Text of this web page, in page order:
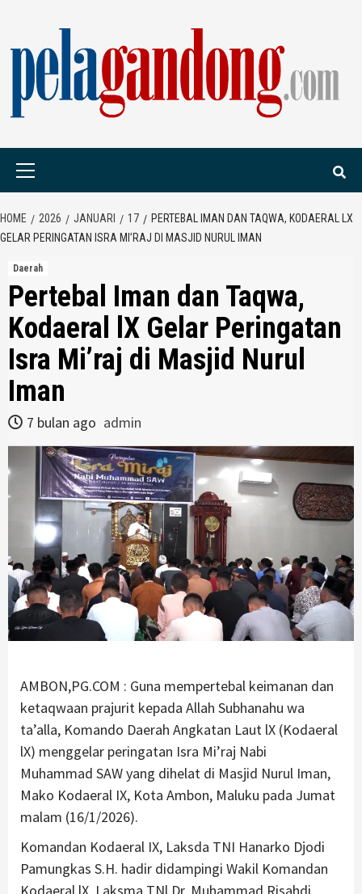
content
HOME 2026 JANUARI 17
PERTEBAL IMAN DAN TAQWA, KODAERAL LX
GELAR PERINGATAN ISRA MI’RAJ DI MASJID NURUL IMAN
Daerah
Pertebal Iman dan Taqwa,
Kodaeral lX Gelar Peringatan
Isra Mi’raj di Masjid Nurul
Iman
7 bulan ago admin
AMBON,PG.COM : Guna mempertebal keimanan dan
ketaqwaan prajurit kepada Allah Subhanahu wa
ta’alla, Komando Daerah Angkatan Laut lX (Kodaeral
lX) menggelar peringatan Isra Mi’raj Nabi
Muhammad SAW yang dihelat di Masjid Nurul Iman,
Mako Kodaeral IX, Kota Ambon, Maluku pada Jumat
malam (16/1/2026).
Komandan Kodaeral IX, Laksda TNI Hanarko Djodi
Pamungkas S.H. hadir didampingi Wakil Komandan